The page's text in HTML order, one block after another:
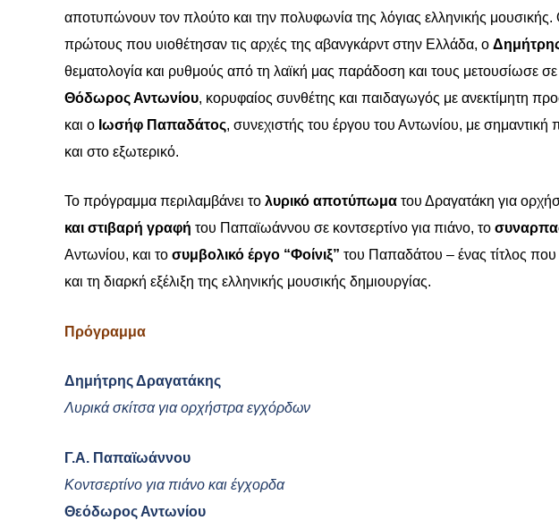
αποτυπώνουν τον πλούτο και την πολυφωνία της λόγιας ελληνικής μουσικής.
πρώτους που υιοθέτησαν τις αρχές της αβανγκάρντ στην Ελλάδα, ο
θεματολογία και ρυθμούς από τη λαϊκή μας παράδοση και τους μετουσίωσε
Θόδωρος Αντωνίου, κορυφαίος συνθέτης και παιδαγωγός με ανεκτίμητη
και ο Ιωσήφ Παπαδάτος, συνεχιστής του έργου του Αντωνίου, με
και στο εξωτερικό.
Το πρόγραμμα περιλαμβάνει το λυρικό αποτύπωμα του Δραγατάκη για
και στιβαρή γραφή του Παπαϊωάννου σε κοντσερτίνο για πιάνο, το
Αντωνίου, και το συμβολικό έργο “Φοίνιξ” του Παπαδάτου – ένας τίτλος
και τη διαρκή εξέλιξη της ελληνικής μουσικής δημιουργίας.
Πρόγραμμα
Δημήτρης Δραγατάκης
Λυρικά σκίτσα για ορχήστρα εγχόρδων
Γ.Α. Παπαϊωάννου
Κοντσερτίνο για πιάνο και έγχορδα
Θεόδωρος Αντωνίου